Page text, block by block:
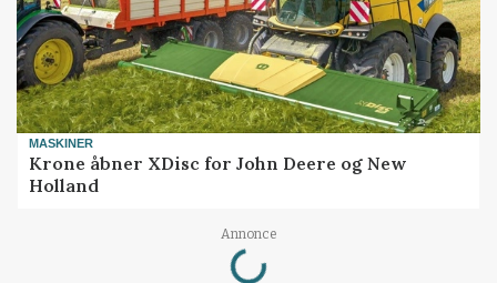
MASKINER
Krone åbner XDisc for John Deere og New
Holland
Annonce
Loading...